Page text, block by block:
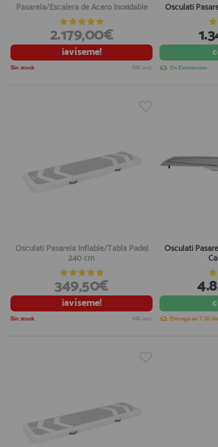
Pasarela/Escalera de Acero Inoxidable
2.179,00€
¡avíseme!
Sin stock IVA incl.
Osculati
En Existencias
Osculati Pasarela Inflable/Tabla Padel
240 cm
349,50€
¡avíseme!
Sin stock IVA incl.
Osculati
Entrega en 7-10